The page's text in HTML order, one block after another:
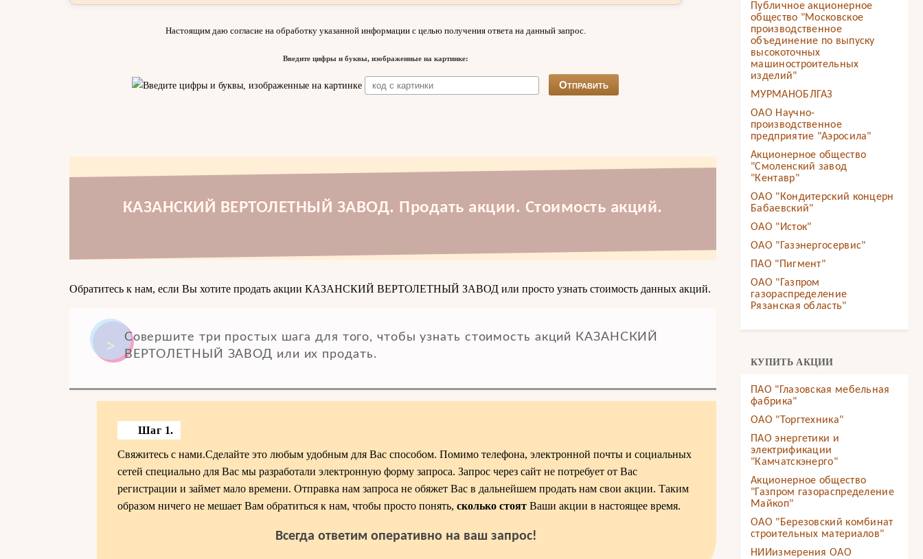
Настоящим даю согласие на обработку указанной информации с целью получения ответа на данный запрос.
Введите цифры и буквы, изображенные на картинке:
КАЗАНСКИЙ ВЕРТОЛЕТНЫЙ ЗАВОД. Продать акции. Стоимость акций.
Обратитесь к нам, если Вы хотите продать акции КАЗАНСКИЙ ВЕРТОЛЕТНЫЙ ЗАВОД или просто узнать стоимость данных акций.
Совершите три простых шага для того, чтобы узнать стоимость акций КАЗАНСКИЙ
ВЕРТОЛЕТНЫЙ ЗАВОД или их продать.
Шаг 1.
Свяжитесь с нами.Сделайте это любым удобным для Вас способом. Помимо телефона, электронной почты и социальных
сетей специально для Вас мы разработали электронную форму запроса. Запрос через сайт не потребует от Вас
регистрации и займет мало времени. Отправка нам запроса не обяжет Вас в дальнейшем продать нам свои акции. Таким
образом ничего не мешает Вам обратиться к нам, чтобы просто понять, сколько стоятВаши акции в настоящее время.
Всегда ответим оперативно на ваш запрос!
Публичное акционерное
общество "Московское
производственное
объединение по выпуску
высокоточных
машиностроительных
изделий"
МУРМАНОБЛГАЗ
ОАО Научно-
производственное
предприятие "Аэросила"
Акционерное общество
"Смоленский завод
"Кентавр"
ОАО "Кондитерский концерн
Бабаевский"
ОАО "Исток"
ОАО "Газэнергосервис"
ПАО "Пигмент"
ОАО "Газпром
газораспределение
Рязанская область"
КУПИТЬ АКЦИИ
ПАО "Глазовская мебельная
фабрика"
ОАО "Торгтехника"
ПАО энергетики и
электрификации
"Камчатскэнерго"
Акционерное общество
"Газпром газораспределение
Майкоп"
ОАО "Березовский комбинат
строительных материалов"
НИИизмерения ОАО